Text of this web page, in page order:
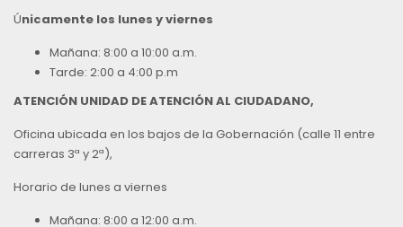
Únicamente los lunes y viernes
Mañana: 8:00 a 10:00 a.m.
Tarde: 2:00 a 4:00 p.m
ATENCIÓN UNIDAD DE ATENCIÓN AL CIUDADANO,
Oficina ubicada en los bajos de la Gobernación (calle 11 entre
carreras 3ª y 2ª),
Horario de lunes a viernes
Mañana: 8:00 a 12:00 a.m.